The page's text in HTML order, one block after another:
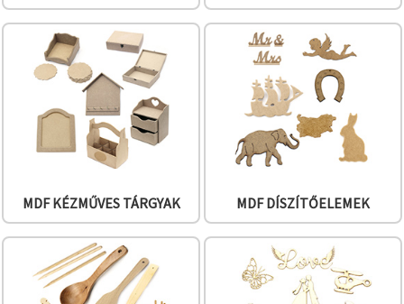
gombra
kattintva.
Fogadja
mindet
Beállítások
MDF KÉZMŰVES TÁRGYAK MDF DÍSZÍTŐELEMEK